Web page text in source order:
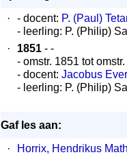
·
- docent: P. (Paul)
- leerling: P. (Philip)
·
1851 - -
- omstr. 1851 tot
- docent: Jacobus
- leerling: P. (Philip)
Gaf les aan:
·
Horrix, Hendrikus